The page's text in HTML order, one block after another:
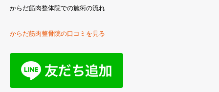
からだ筋肉整体院での施術の流れ
からだ筋肉整骨院の口コミを見る